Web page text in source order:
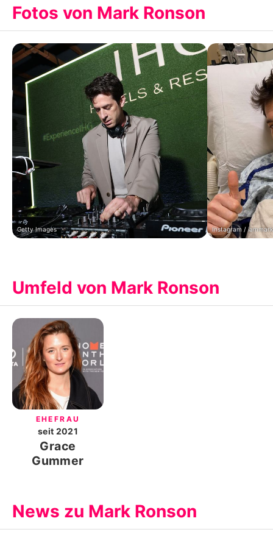
Fotos von Mark Ronson
Getty Images Instagram /
Umfeld von Mark Ronson
EHEFRAU
seit 2021
Grace
Gummer
News zu Mark Ronson